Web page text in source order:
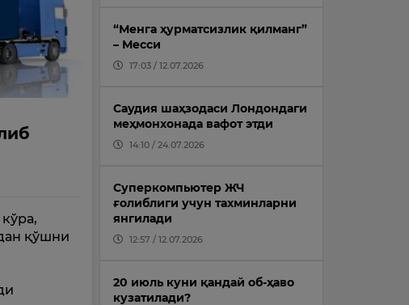
қўшни
“Менга ҳурматсизлик қилманг”
– Месси
17:03 / 12.07.2026
Саудия шаҳзодаси Лондондаги
меҳмонхонада вафот этди
14:10 / 24.07.2026
Суперкомпьютер ЖЧ
ғолиблиги учун тахминларни
янгилади
12:57 / 12.07.2026
20 июль куни қандай об-ҳаво
кузатилади?